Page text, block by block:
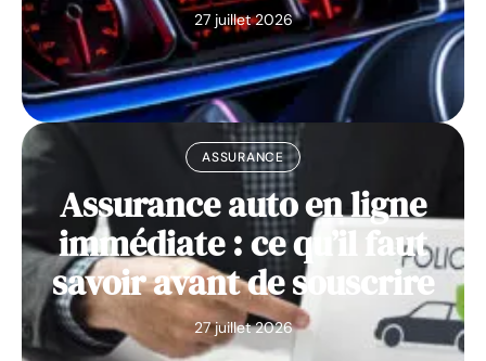
27 juillet 2026
ASSURANCE
Assurance auto en ligne
immédiate : ce qu’il faut
savoir avant de souscrire
27 juillet 2026